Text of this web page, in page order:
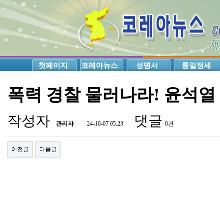
첫페이지 코레아뉴스 성명서 통일정세
폭력 경찰 물러나라! 윤석
작성자 관리자 24-10-07 05:23 댓글 0건
이전글 다음글